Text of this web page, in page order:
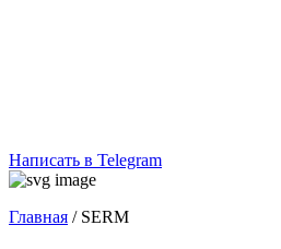
Написать в Telegram
Главная / SERM